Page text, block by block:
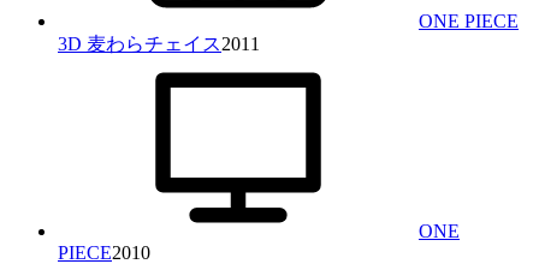
ONE PIECE
3D 麦わらチェイス2011
ONE
PIECE2010